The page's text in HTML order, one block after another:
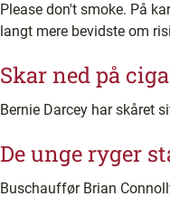
Please don't smoke. På
langt mere bevidste om
Skar ned på
Bernie Darcey har skåret
De unge ryger
Buschauffør Brian